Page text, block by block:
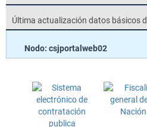
Última actualización datos básicos
Nodo: csjportalweb02